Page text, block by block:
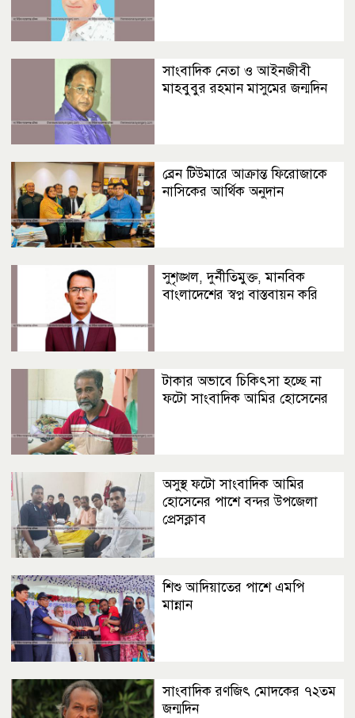
সাংবাদিক নেতা ও আইনজীবী
মাহবুবুর রহমান মাসুমের জন্মদিন
ব্রেন টিউমারে আক্রান্ত ফিরোজাকে
নাসিকের আর্থিক অনুদান
সুশৃঙ্খল, দুর্নীতিমুক্ত, মানবিক
বাংলাদেশের স্বপ্ন বাস্তবায়ন করি
টাকার অভাবে চিকিৎসা হচ্ছে না
ফটো সাংবাদিক আমির হোসেনের
অসুস্থ ফটো সাংবাদিক আমির
হোসেনের পাশে বন্দর উপজেলা
প্রেসক্লাব
শিশু আদিয়াতের পাশে এমপি
মান্নান
সাংবাদিক রণজিৎ মোদকের ৭২তম
জন্মদিন